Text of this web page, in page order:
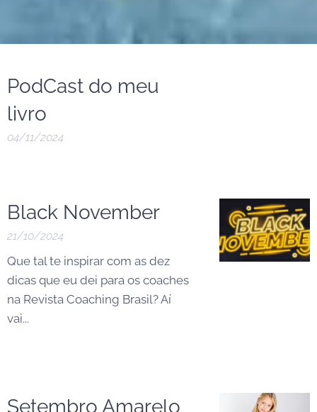
PodCast do meu
livro
04/11/2024
Black November
21/10/2024
Que tal te inspirar com as dez
dicas que eu dei para os coaches
na Revista Coaching Brasil? Aí
vai...
Setembro Amarelo